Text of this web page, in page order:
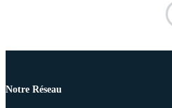
Notre Réseau